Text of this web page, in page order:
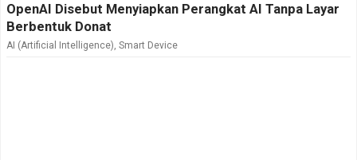
OpenAI Disebut Menyiapkan Perangkat AI Tanpa Layar
Berbentuk Donat
AI (Artificial Intelligence) Smart Device